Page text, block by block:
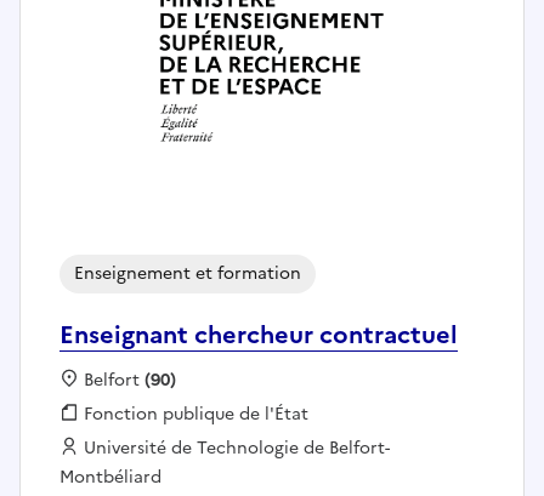
Enseignant chercheur contractuel
Enseignement et formation
Localisation :
Belfort(90)
Fonction publique :
Fonction publique de l'État
Employeur :
Université de Technologie de Belfort-
Montbéliard